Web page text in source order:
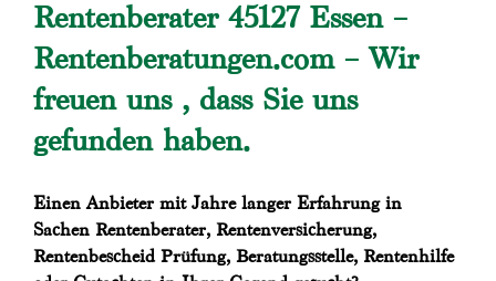
Rentenberater 45127 Essen –
Rentenberatungen.com – Wir
freuen uns , dass Sie uns
gefunden haben.
Einen Anbieter mit Jahre langer Erfahrung in
Sachen Rentenberater, Rentenversicherung,
Rentenbescheid Prüfung, Beratungsstelle, Rentenhilfe